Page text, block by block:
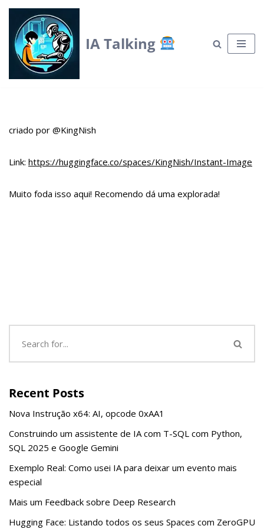
Skip
to
content
IA Talking
criado por @KingNish
Link: https://huggingface.co/spaces/KingNish/Instant-Image
Muito foda isso aqui! Recomendo dá uma explorada!
Recent Posts
Nova Instrução x64: AI, opcode 0xAA1
Construindo um assistente de IA com T-SQL com Python,
SQL 2025 e Google Gemini
Exemplo Real: Como usei IA para deixar um evento mais
especial
Mais um Feedback sobre Deep Research
Hugging Face: Listando todos os seus Spaces com ZeroGPU